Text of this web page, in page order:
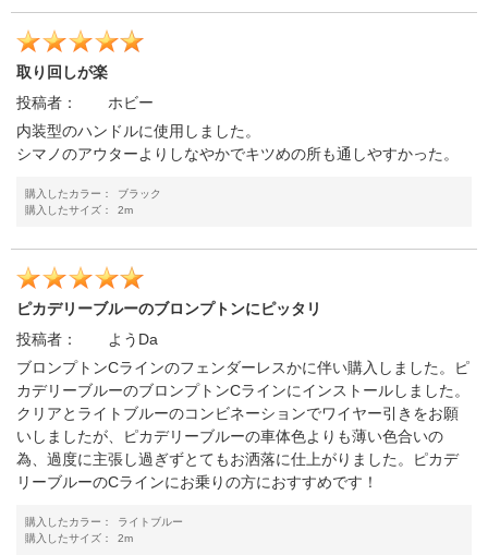
取り回しが楽
投稿者：
ホビー
内装型のハンドルに使用しました。
シマノのアウターよりしなやかでキツめの所も通しやすかった。
購入したカラー：
ブラック
購入したサイズ：
2m
ピカデリーブルーのブロンプトンにピッタリ
投稿者：
ようDa
ブロンプトンCラインのフェンダーレスかに伴い購入しました。ピ
カデリーブルーのブロンプトンCラインにインストールしました。
クリアとライトブルーのコンビネーションでワイヤー引きをお願
いしましたが、ピカデリーブルーの車体色よりも薄い色合いの
為、過度に主張し過ぎずとてもお洒落に仕上がりました。ピカデ
リーブルーのCラインにお乗りの方におすすめです！
購入したカラー：
ライトブルー
購入したサイズ：
2m